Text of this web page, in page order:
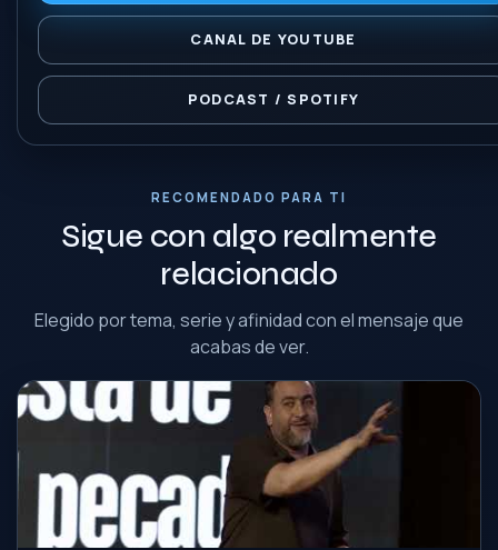
CANAL DE YOUTUBE
PODCAST / SPOTIFY
RECOMENDADO PARA TI
Sigue con algo realmente
relacionado
Elegido por tema, serie y afinidad con el mensaje que
acabas de ver.